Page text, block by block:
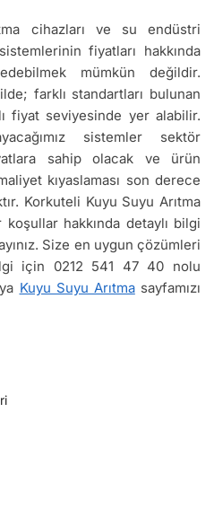
cihazları ve su endüstri
fiyatları hakkında
mümkün değildir.
farklı standartları bulunan
fiyat seviyesinde yer alabilir.
sistemler sektör
sahip olacak ve ürün
kıyaslaması son derece
Korkuteli Kuyu Suyu Arıtma
hakkında detaylı bilgi
Size en uygun çözümleri
için 0212 541 47 40 nolu
Kuyu Suyu Arıtmasayfamızı